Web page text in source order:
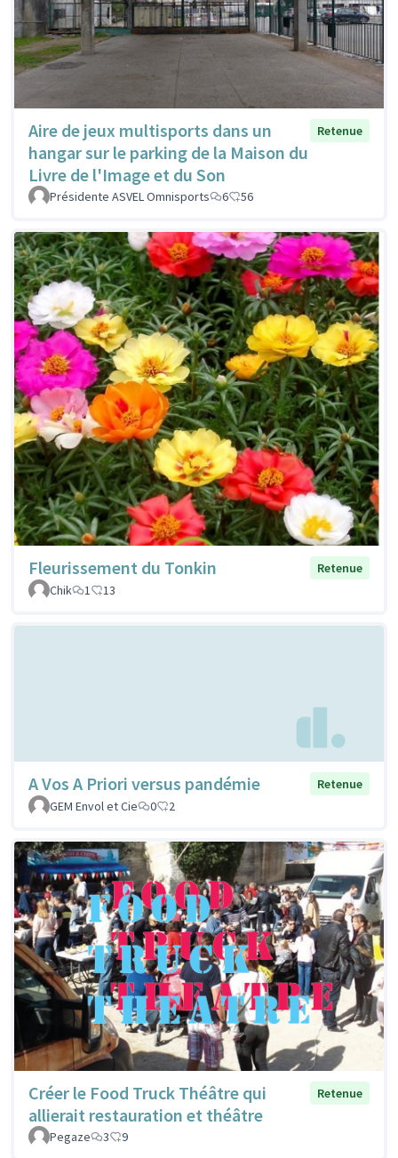
Aire de jeux multisports dans un
hangar sur le parking de la Maison du
Livre de l'Image et du Son
Retenue
Présidente ASVEL Omnisports 6 56
Fleurissement du Tonkin
Retenue
Chik
1 13
A Vos A Priori versus pandémie
Retenue
GEM Envol et Cie
0 2
Créer le Food Truck Théâtre qui
allierait restauration et théâtre
Retenue
Pegaze 3 9